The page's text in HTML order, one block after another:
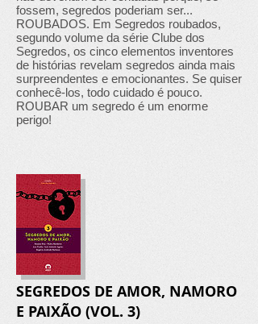
fossem, segredos poderiam ser...
ROUBADOS. Em Segredos roubados,
segundo volume da série Clube dos
Segredos, os cinco elementos inventores
de histórias revelam segredos ainda mais
surpreendentes e emocionantes. Se quiser
conhecê-los, todo cuidado é pouco.
ROUBAR um segredo é um enorme
perigo!
SEGREDOS DE AMOR, NAMORO
E PAIXÃO (VOL. 3)